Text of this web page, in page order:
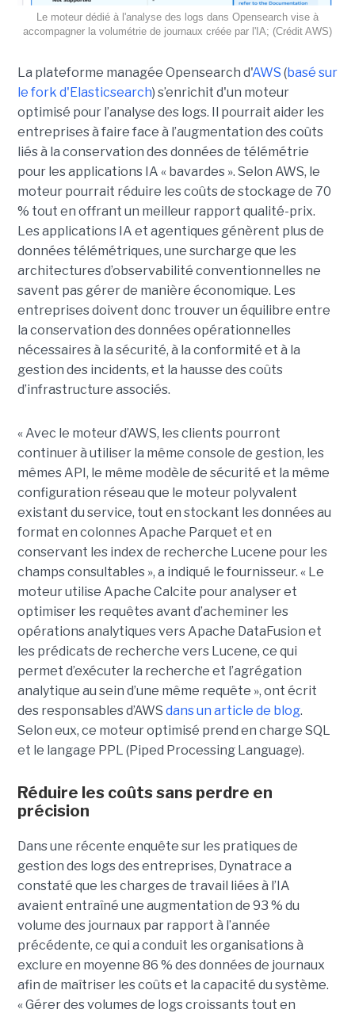
Le moteur dédié à l'analyse des logs dans Opensearch vise à
accompagner la volumétrie de journaux créée par l'IA; (Crédit AWS)
La plateforme managée Opensearch d'AWS (basé sur
le fork d'Elasticsearch) s’enrichit d'un moteur
optimisé pour l’analyse des logs. Il pourrait aider les
entreprises à faire face à l’augmentation des coûts
liés à la conservation des données de télémétrie
pour les applications IA « bavardes ». Selon AWS, le
moteur pourrait réduire les coûts de stockage de 70
% tout en offrant un meilleur rapport qualité-prix.
Les applications IA et agentiques génèrent plus de
données télémétriques, une surcharge que les
architectures d’observabilité conventionnelles ne
savent pas gérer de manière économique. Les
entreprises doivent donc trouver un équilibre entre
la conservation des données opérationnelles
nécessaires à la sécurité, à la conformité et à la
gestion des incidents, et la hausse des coûts
d’infrastructure associés.
« Avec le moteur d’AWS, les clients pourront
continuer à utiliser la même console de gestion, les
mêmes API, le même modèle de sécurité et la même
configuration réseau que le moteur polyvalent
existant du service, tout en stockant les données au
format en colonnes Apache Parquet et en
conservant les index de recherche Lucene pour les
champs consultables », a indiqué le fournisseur. « Le
moteur utilise Apache Calcite pour analyser et
optimiser les requêtes avant d’acheminer les
opérations analytiques vers Apache DataFusion et
les prédicats de recherche vers Lucene, ce qui
permet d’exécuter la recherche et l’agrégation
analytique au sein d’une même requête », ont écrit
des responsables d’AWS dans un article de blog.
Selon eux, ce moteur optimisé prend en charge SQL
et le langage PPL (Piped Processing Language).
Réduire les coûts sans perdre en
précision
Dans une récente enquête sur les pratiques de
gestion des logs des entreprises, Dynatrace a
constaté que les charges de travail liées à l’IA
avaient entraîné une augmentation de 93 % du
volume des journaux par rapport à l’année
précédente, ce qui a conduit les organisations à
exclure en moyenne 86 % des données de journaux
afin de maîtriser les coûts et la capacité du système.
« Gérer des volumes de logs croissants tout en